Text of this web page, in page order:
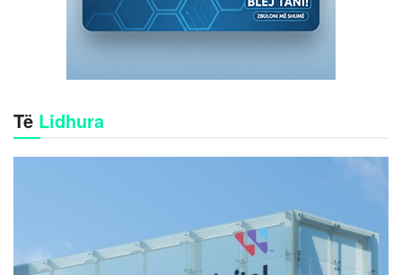
Të Lidhura